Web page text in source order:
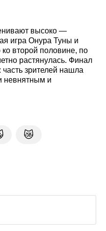
высоко —
игра Онура Туны и
второй половине, по
растянулась. Финал
зрителей нашла
невнятным и
😿